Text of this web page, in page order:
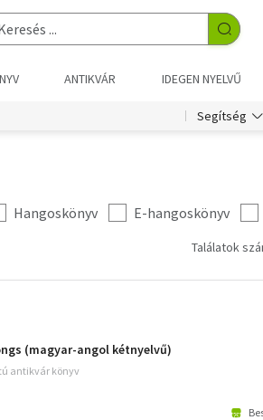
ANTIKVÁR IDEGEN NYELVŰ
Segítség
Hangoskönyv E-hangoskönyv
Találatok
(magyar-angol kétnyelvű)
antikvár könyv